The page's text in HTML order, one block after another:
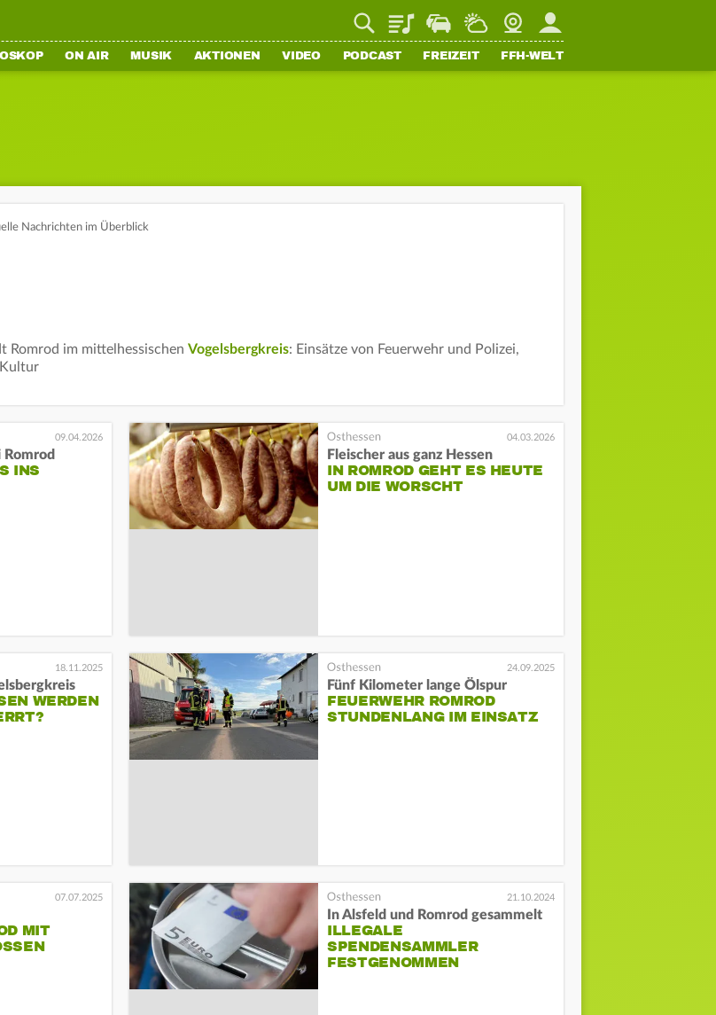
PlaylistStaupilotWetterWebcamMein FFH
ON AIR MUSIK AKTIONEN VIDEO PODCAST FREIZEIT FFH-WELT
Nachrichten im Überblick
Romrod im mittelhessischen Vogelsbergkreis: Einsätze von Feuerwehr und Polizei,
09.04.2026
INS
04.03.2026
Fleischer aus ganz Hessen
IN ROMROD GEHT ES HEUTE
UM DIE WORSCHT
18.11.2025
WERDEN D
24.09.2025
Fünf Kilometer lange Ölspur
FEUERWEHR ROMROD
STUNDENLANG IM EINSATZ
07.07.2025
MIT
21.10.2024
In Alsfeld und Romrod gesammelt
ILLEGALE
SPENDENSAMMLER
FESTGENOMMEN